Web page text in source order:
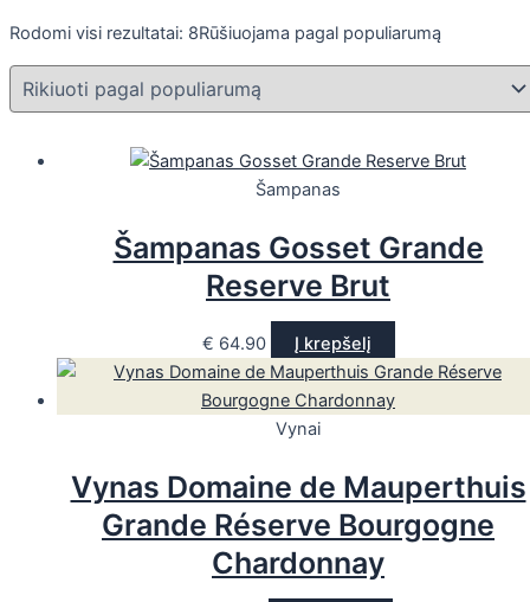
Rodomi visi rezultatai: 8Rūšiuojama pagal populiarumą
Šampanas
Šampanas Gosset Grande
Reserve Brut
€ 64.90 Į krepšelį
Vynai
Vynas Domaine de Mauperthuis
Grande Réserve Bourgogne
Chardonnay